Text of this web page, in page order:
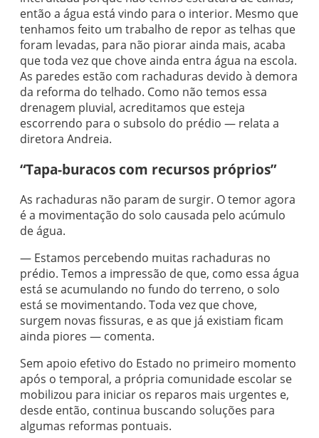
então a água está vindo para o interior. Mesmo que
tenhamos feito um trabalho de repor as telhas que
foram levadas, para não piorar ainda mais, acaba
que toda vez que chove ainda entra água na escola.
As paredes estão com rachaduras devido à demora
da reforma do telhado. Como não temos essa
drenagem pluvial, acreditamos que esteja
escorrendo para o subsolo do prédio — relata a
diretora Andreia.
“Tapa-buracos com recursos próprios”
As rachaduras não param de surgir. O temor agora
é a movimentação do solo causada pelo acúmulo
de água.
— Estamos percebendo muitas rachaduras no
prédio. Temos a impressão de que, como essa água
está se acumulando no fundo do terreno, o solo
está se movimentando. Toda vez que chove,
surgem novas fissuras, e as que já existiam ficam
ainda piores — comenta.
Sem apoio efetivo do Estado no primeiro momento
após o temporal, a própria comunidade escolar se
mobilizou para iniciar os reparos mais urgentes e,
desde então, continua buscando soluções para
algumas reformas pontuais.